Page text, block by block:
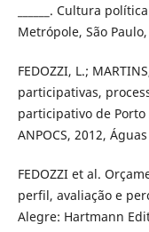
______. Cultura
Metrópole, São
FEDOZZI, L.;
participativas,
participativo de Porto
ANPOCS, 2012,
FEDOZZI et al.
perfil, avaliação e
Alegre: Hartmann